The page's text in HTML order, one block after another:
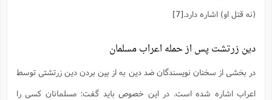
(نه قتل او) اشاره دارد.[7]
دین زرتشت پس از حمله اعراب مسلمان
در بخشی از سخنان نویسندگان ضد دین به از بین بردن دین زرتشتی توسط
اعراب اشاره شده است. در این خصوص باید گفت: مسلمانان کسی را